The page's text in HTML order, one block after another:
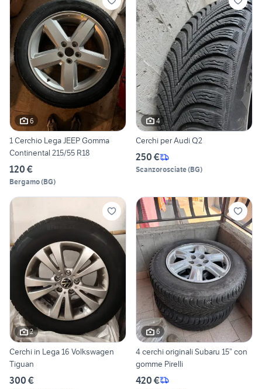
6
1 Cerchio Lega JEEP Gomma
Continental 215/55 R18
120 €
Bergamo(BG)
4
Cerchi per Audi Q2
250 €
Scanzorosciate(BG)
2
Cerchi in Lega 16 Volkswagen
Tiguan
300 €
6
4 cerchi originali Subaru 15” con
gomme Pirelli
420 €